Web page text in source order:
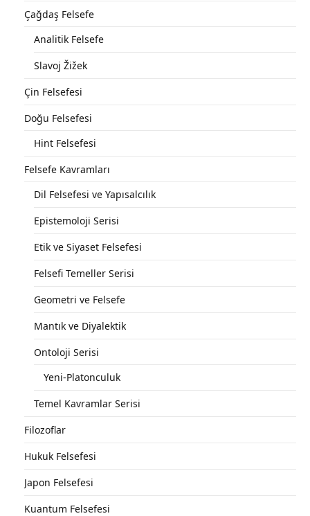
Çağdaş Felsefe
Analitik Felsefe
Slavoj Žižek
Çin Felsefesi
Doğu Felsefesi
Hint Felsefesi
Felsefe Kavramları
Dil Felsefesi ve Yapısalcılık
Epistemoloji Serisi
Etik ve Siyaset Felsefesi
Felsefi Temeller Serisi
Geometri ve Felsefe
Mantık ve Diyalektik
Ontoloji Serisi
Yeni-Platonculuk
Temel Kavramlar Serisi
Filozoflar
Hukuk Felsefesi
Japon Felsefesi
Kuantum Felsefesi